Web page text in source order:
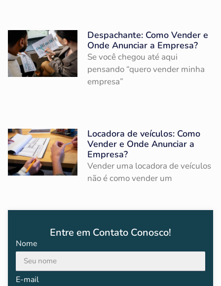
Despachante: Como Vender e
Onde Anunciar a Empresa?
Se você chegou até aqui
pensando “quero vender minha
empresa”
Locadora de veículos: Como
Vender e Onde Anunciar a
Empresa?
Vender uma locadora de veículos
não é como vender um
Entre em Contato Conosco!
Nome
E-mail